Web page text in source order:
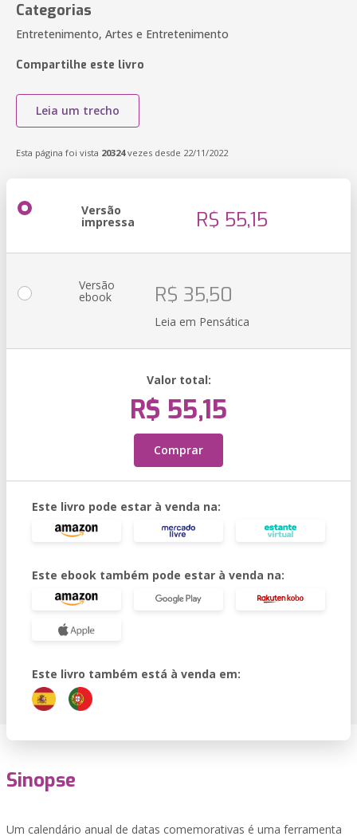
Categorias
Entretenimento, Artes e Entretenimento
Compartilhe este livro
Leia um trecho
Esta página foi vista 20324vezes desde 22/11/2022
Versão
impressa R$ 55,15
Versão
ebook R$ 35,50
Leia em Pensática
Valor total:
R$ 55,15
Comprar
Este livro pode estar à venda na:
Este ebook também pode estar à venda na:
Este livro também está à venda em:
Sinopse
Um calendário anual de datas comemorativas é uma ferramenta